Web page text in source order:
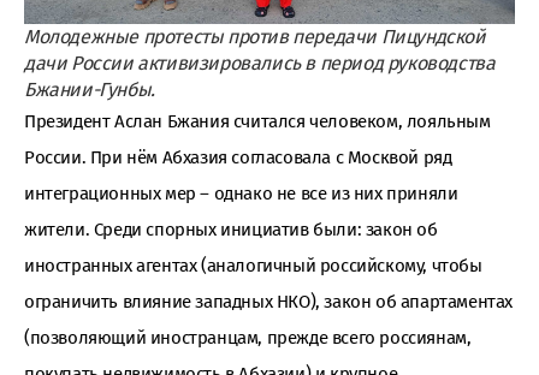
Молодежные протесты против передачи Пицундской
дачи России активизировались в период руководства
Бжании-Гунбы.
Президент Аслан Бжания считался человеком, лояльным
России. При нём Абхазия согласовала с Москвой ряд
интеграционных мер – однако не все из них приняли
жители. Среди спорных инициатив были: закон об
иностранных агентах (аналогичный российскому, чтобы
ограничить влияние западных НКО), закон об апартаментах
(позволяющий иностранцам, прежде всего россиянам,